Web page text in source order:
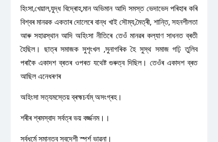
হিংসা,খেয়াল,যুদ্ধ বিদ্ৰোহ,মান অভিমান আদি সমস্ত ভেদাভেদ পৰিহাৰ কৰি
বিশ্বৰ মানৱক একতাৰ দোলেৰে বান্ধ খাই সৌম্য,মৈত্ৰী, শান্তি, সহনশীলতা
আৰু সহাৱস্থান আদি অহিংসা নীতিৰে তেওঁ মানৱৰ কল্যাণ সাধনত ব্ৰতী
হৈছিল। ছাত্ৰ সমাজক সুশৃংখল ,সুনাগৰিক হৈ সুস্থ সমাজ গঢ়ি তুলিব
পৰাকৈ একাদশ ব্ৰতৰ ওপৰত যথেষ্ট গুৰুত্ব দিছিল। তেওঁৰ একাদশ ব্ৰত
আছিল এনেধৰণৰ
অহিংসা সত্যমস্তেয় ব্ৰহ্মচৰ্যম্ অসংগ্ৰহ।
শৰীৰ শ্ৰমস্বাদ সৰ্বত্ৰ ভয় বৰ্জ্জনম।।
সৰ্বধৰ্মে সমানত্ব স্বদেশী স্পৰ্শ ভাৱনা।